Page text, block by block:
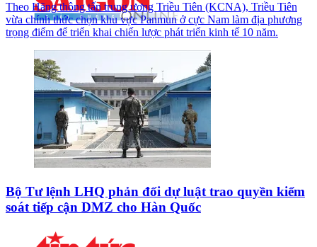
Theo Hãng thông tấn trung ương Triều Tiên (KCNA), Triều Tiên
vừa chính thức chọn khu vực Panmun ở cực Nam làm địa phương
trọng điểm để triển khai chiến lược phát triển kinh tế 10 năm.
Bộ Tư lệnh LHQ phản đối dự luật trao quyền kiểm
soát tiếp cận DMZ cho Hàn Quốc